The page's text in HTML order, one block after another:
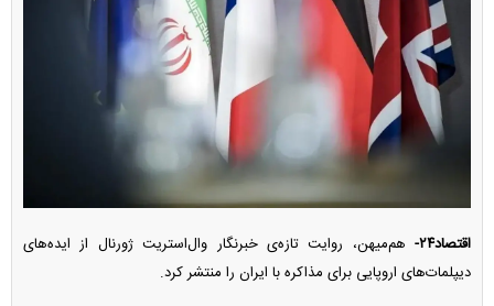
اقتصاد۲۴-
هم‌میهن، روایت تازه‌‌ی خبرنگار وال‌استریت ژورنال از ایده‌های
دیپلمات‌های اروپایی برای مذاکره با ایران را منتشر کرد.